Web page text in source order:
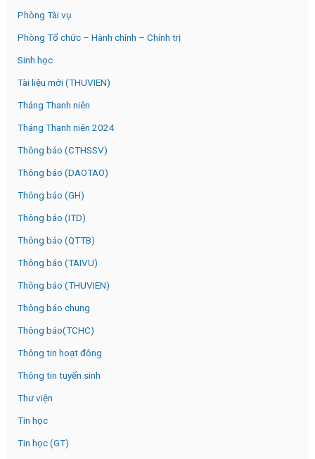
Phòng Tài vụ
Phòng Tổ chức – Hành chính – Chính trị
Sinh học
Tài liệu mới (THUVIEN)
Tháng Thanh niên
Tháng Thanh niên 2024
Thông báo (CTHSSV)
Thông báo (DAOTAO)
Thông báo (GH)
Thông báo (ITD)
Thông báo (QTTB)
Thông báo (TAIVU)
Thông báo (THUVIEN)
Thông báo chung
Thông báo(TCHC)
Thông tin hoạt đông
Thông tin tuyển sinh
Thư viện
Tin học
Tin học (GT)